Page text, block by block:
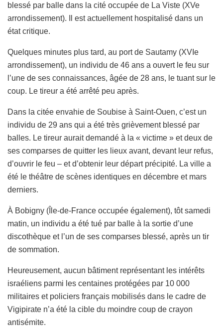
blessé par balle dans la cité occupée de La Viste (XVe
arrondissement). Il est actuellement hospitalisé dans un
état critique.
Quelques minutes plus tard, au port de Sautamy (XVIe
arrondissement), un individu de 46 ans a ouvert le feu sur
l’une de ses connaissances, âgée de 28 ans, le tuant sur le
coup. Le tireur a été arrêté peu après.
Dans la citée envahie de Soubise à Saint-Ouen, c’est un
individu de 29 ans qui a été très grièvement blessé par
balles. Le tireur aurait demandé à la « victime » et deux de
ses comparses de quitter les lieux avant, devant leur refus,
d’ouvrir le feu – et d’obtenir leur départ précipité. La ville a
été le théâtre de scènes identiques en décembre et mars
derniers.
À Bobigny (Île-de-France occupée également), tôt samedi
matin, un individu a été tué par balle à la sortie d’une
discothèque et l’un de ses comparses blessé, après un tir
de sommation.
Heureusement, aucun bâtiment représentant les intérêts
israéliens parmi les centaines protégées par 10 000
militaires et policiers français mobilisés dans le cadre de
Vigipirate n’a été la cible du moindre coup de crayon
antisémite.